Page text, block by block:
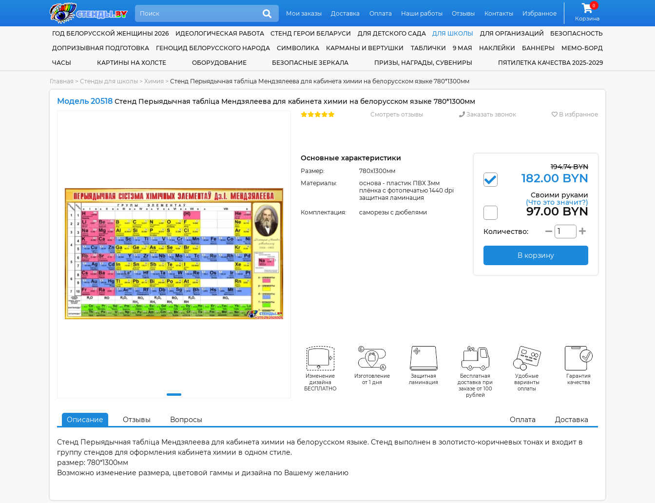
Мои заказы Доставка Оплата Наши работы Отзывы Контакты Избранное
0
Корзина
ГОД БЕЛОРУССКОЙ ЖЕНЩИНЫ 2026 ИДЕОЛОГИЧЕСКАЯ РАБОТА СТЕНД ГЕРОИ БЕЛАРУСИ ДЛЯ ДЕТСКОГО САДА ДЛЯ ШКОЛЫ ДЛЯ ОРГАНИЗАЦИЙ
БЕЗОПАСНОСТЬ
ДОПРИЗЫВНАЯ ПОДГОТОВКА
ГЕНОЦИД БЕЛОРУССКОГО НАРОДА СИМВОЛИКА КАРМАНЫ И ВЕРТУШКИ ТАБЛИЧКИ 9 МАЯ НАКЛЕЙКИ БАННЕРЫ
МЕМО-БОРД
ЧАСЫ
КАРТИНЫ НА ХОЛСТЕ ОБОРУДОВАНИЕ БЕЗОПАСНЫЕ ЗЕРКАЛА ПРИЗЫ, НАГРАДЫ, СУВЕНИРЫ ПЯТИЛЕТКА КАЧЕСТВА 2025-2029
Главная > Стенды для школы > Химия > Стенд Перыядычная таблiца Мендзялеева для кабинета химии на белорусском языке 780*1300мм
Модель 20518 Стенд Перыядычная таблiца Мендзялеева для кабинета химии на белорусском языке 780*1300мм
Смотреть отзывы Заказать звонок В избранное
Основные характеристики
Размер:
780x1300мм
Материалы:
основа - пластик ПВХ 3мм
плёнка с фотопечатью 1440 dpi
защитная ламинация
Комплектация:
cаморезы с дюбелями
194.74 BYN
182.00 BYN
Своими руками
(Что это значит?)
97.00 BYN
Количество:
В корзину
Изменение
дизайна
БЕСПЛАТНО
Изготовление
от 1 дня
Защитная
ламинация
Бесплатная
доставка при
заказе от 100
рублей
Удобные
варианты
оплаты
Гарантия
качества
Описание Отзывы Вопросы Оплата Доставка
Стенд Перыядычная таблiца Мендзялеева для кабинета химии на белорусском языке. Стенд выполнен в золотисто-коричневых тонах и входит в
группу стендов для оформления кабинета химии в одном стиле.
размер: 780*1300мм
Возможно изменение размера, цветовой гаммы и дизайна по Вашему желанию